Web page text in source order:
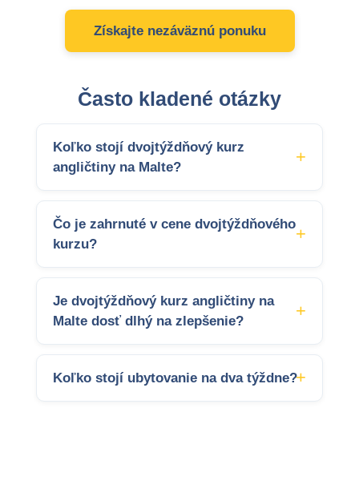
Získajte nezáväznú ponuku
Často kladené otázky
Koľko stojí dvojtýždňový kurz
angličtiny na Malte?
Čo je zahrnuté v cene dvojtýždňového
kurzu?
Je dvojtýždňový kurz angličtiny na
Malte dosť dlhý na zlepšenie?
Koľko stojí ubytovanie na dva týždne?